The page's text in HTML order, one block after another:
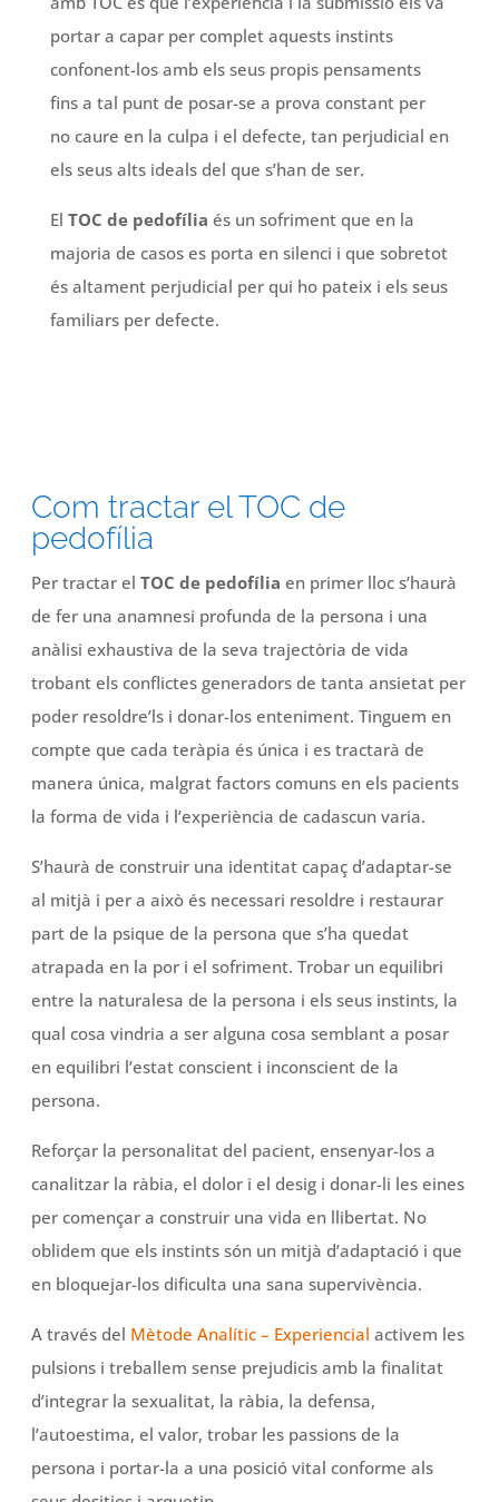
portar a capar per complet aquests instints
confonent-los amb els seus propis pensaments
fins a tal punt de posar-se a prova constant per
no caure en la culpa i el defecte, tan perjudicial en
els seus alts ideals del que s’han de ser.
El TOC de pedofília és un sofriment que en la
majoria de casos es porta en silenci i que sobretot
és altament perjudicial per qui ho pateix i els seus
familiars per defecte.
Com tractar el TOC de
pedofília
Per tractar el TOC de pedofília en primer lloc s’haurà
de fer una anamnesi profunda de la persona i una
anàlisi exhaustiva de la seva trajectòria de vida
trobant els conflictes generadors de tanta ansietat per
poder resoldre’ls i donar-los enteniment. Tinguem en
compte que cada teràpia és única i es tractarà de
manera única, malgrat factors comuns en els pacients
la forma de vida i l’experiència de cadascun varia.
S’haurà de construir una identitat capaç d’adaptar-se
al mitjà i per a això és necessari resoldre i restaurar
part de la psique de la persona que s’ha quedat
atrapada en la por i el sofriment. Trobar un equilibri
entre la naturalesa de la persona i els seus instints, la
qual cosa vindria a ser alguna cosa semblant a posar
en equilibri l’estat conscient i inconscient de la
persona.
Reforçar la personalitat del pacient, ensenyar-los a
canalitzar la ràbia, el dolor i el desig i donar-li les eines
per començar a construir una vida en llibertat. No
oblidem que els instints són un mitjà d’adaptació i que
en bloquejar-los dificulta una sana supervivència.
A través del Mètode Analític – Experiencial activem les
pulsions i treballem sense prejudicis amb la finalitat
d’integrar la sexualitat, la ràbia, la defensa,
l’autoestima, el valor, trobar les passions de la
persona i portar-la a una posició vital conforme als